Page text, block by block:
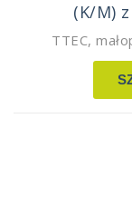
(K/M)
TTEC,